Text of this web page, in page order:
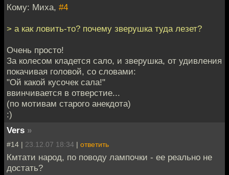
Кому: Миха, #4
> а как ловить-то? почему зверушка туда лезет?
Очень просто!
За колесом кладется сало, и зверушка, от удивления
покачивая головой, со словами:
"Ой какой кусочек сала!"
ввинчивается в отверстие...
(по мотивам старого анекдота)
:)
Vers »
#14 | 23.12.07 18:34 | ответить
Кмтати народ, по поводу лампочки - ее реально не
достать?